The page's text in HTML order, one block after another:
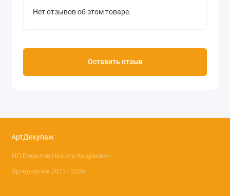
Нет отзывов об этом товаре.
Оставить отзыв
АртДекупаж
ИП Ермилов Никита Андреевич
Артедкупаж 2011 - 2026